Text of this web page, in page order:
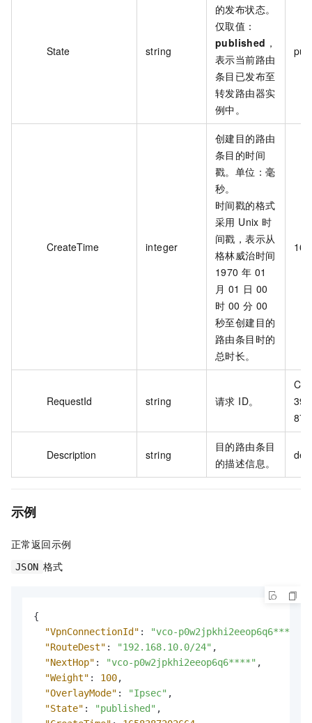
State string
的发布状态。
仅取值：
published ，
表示当前路由
条目已发布至
转发路由器实
例中。
CreateTime integer
创建目的路由
条目的时间
戳。单位：毫
秒。
时间戳的格式
采用 Unix 时
间戳，表示从
格林威治时间
1970 年 01
月 01 日 00
时 00 分 00
秒至创建目的
路由条目时的
总时长。
RequestId string 请求 ID。
Description string
目的路由条目
的描述信息。
示例
正常返回示例
JSON 格式
{
"VpnConnectionId" : "vco-p0w2jpkhi2eeop6q6****"
"RouteDest" : "192.168.10.0/24" ,
"NextHop" : "vco-p0w2jpkhi2eeop6q6****" ,
"Weight" : 100,
"OverlayMode" : "Ipsec" ,
"State" : "published" ,